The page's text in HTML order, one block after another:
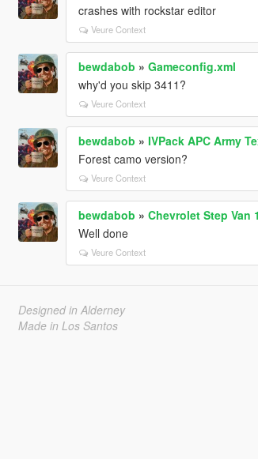
crashes with rockstar editor
Veure Context
bewdabob » Gameconfig.xml
why'd you skip 3411?
Veure Context
bewdabob » IVPack APC Army
Forest camo version?
Veure Context
bewdabob » Chevrolet Step Van
Well done
Veure Context
Designed in Alderney
Made in Los Santos